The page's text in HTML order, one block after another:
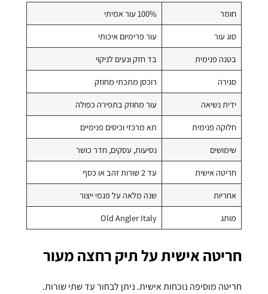
חומר
100% עור אמיתי
סוג עור
עור פרימיום איכותי
בטנה פנימית
בד חזק ונעים לניקוי
סגירה
רוכסן מתכתי מחוזק
ידית נשיאה
עור מחוזק בתפירה כפולה
חלוקה פנימית
תא מרכזי וכיסים פנימיים
שימושים
נסיעות, עסקים, חדר כושר
חריטה אישית
עד 2 שורות זהב או כסף
אחריות
שנה מלאה על פגמי ייצור
מותג
Old Angler Italy
חריטה אישית על תיק רחצה מעור
חריטה מוסיפה נוכחות אישית. ניתן לבחור עד שתי שורות.